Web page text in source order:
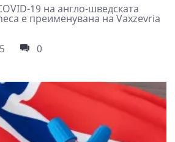
19 на англо-шведската
е преименувана на Vaxzevria
0